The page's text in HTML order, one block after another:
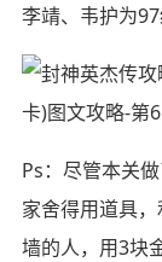
李靖、韦护为
Ps：尽管本关
家舍得用道具
墙的人，用3块